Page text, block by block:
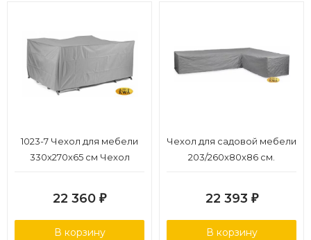
1023-7 Чехол для мебели
330х270х65 см Чехол
22 360 ₽
В корзину
Чехол для садовой мебели
203/260x80x86 см.
22 393 ₽
В корзину